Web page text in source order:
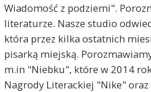
Wiadomość z podziemi".
literaturze. Nasze studio
która przez kilka ostatnich
pisarką miejską.
m.in "Niebku", które w 2014
Nagrody Literackiej "Nike"